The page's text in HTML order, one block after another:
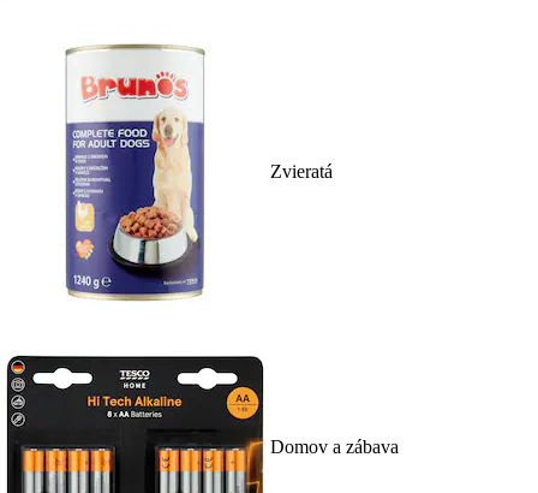
Zvieratá
Domov a zábava